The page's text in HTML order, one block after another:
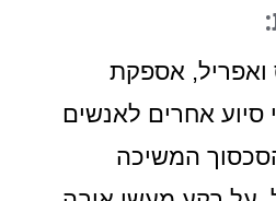
אספקת
סיוע אחרים לאנשים
המשיכה